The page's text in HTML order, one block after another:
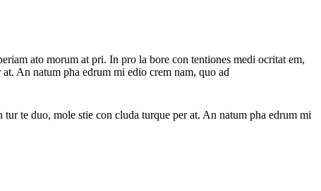
ato morum at pri. In pro la bore con tentiones medi ocritat em,
An natum pha edrum mi edio crem nam, quo ad
te duo, mole stie con cluda turque per at. An natum pha edrum mi